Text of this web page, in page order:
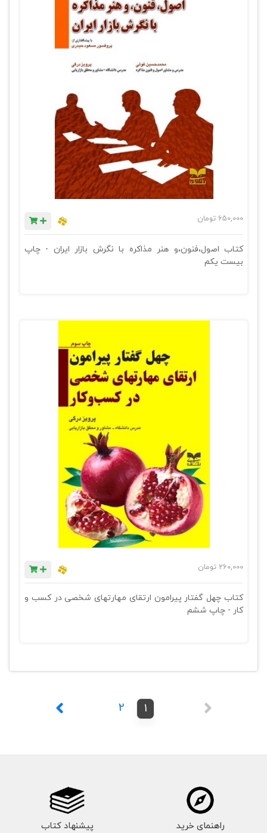
650,000 تومان
کتاب اصول،فنون،و هنر مذاکره با نگرش بازار ایران - چاپ
بیست یکم
260,000 تومان
کتاب چهل گفتار پیرامون ارتقای مهارتهای شخصی در کسب و
کار - چاپ ششم
1
2
راهنمای خرید پیشنهاد کتاب